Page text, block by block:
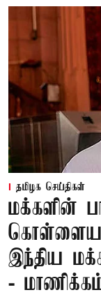
தமிழக செய்திகள்
மக்களின்
இந்திய
-